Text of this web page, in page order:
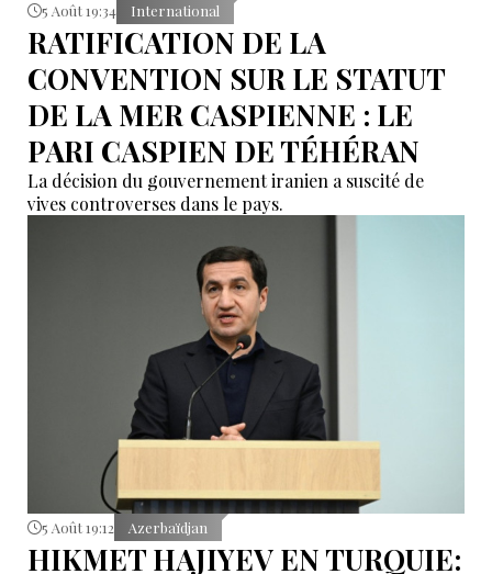
5 Août 19:34 International
RATIFICATION DE LA
CONVENTION SUR LE STATUT
DE LA MER CASPIENNE : LE
PARI CASPIEN DE TÉHÉRAN
La décision du gouvernement iranien a suscité de
vives controverses dans le pays.
5 Août 19:12 Azerbaïdjan
HIKMET HAJIYEV EN TURQUIE: